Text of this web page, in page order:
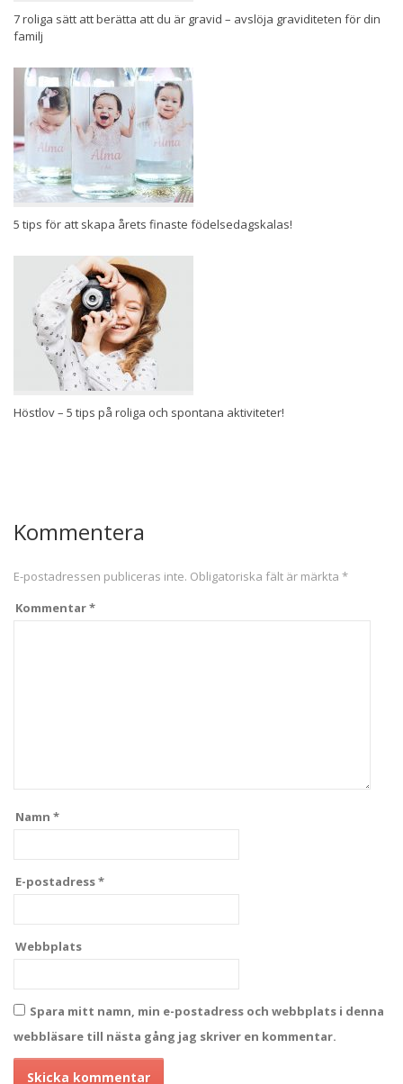
7 roliga sätt att berätta att du är gravid – avslöja graviditeten för din
familj
5 tips för att skapa årets finaste födelsedagskalas!
Höstlov – 5 tips på roliga och spontana aktiviteter!
Kommentera
E-postadressen publiceras inte. Obligatoriska fält är märkta *
Kommentar*
Namn *
E-postadress*
Webbplats
Spara mitt namn, min e-postadress och webbplats i denna
webbläsare till nästa gång jag skriver en kommentar.